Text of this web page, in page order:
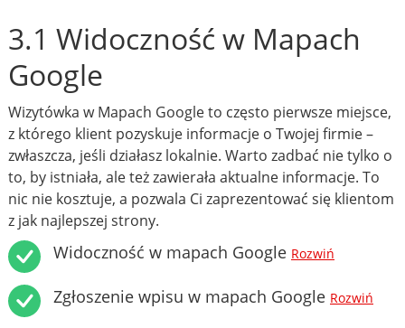
3.1 Widoczność w Mapach
Google
Wizytówka w Mapach Google to często pierwsze miejsce,
z którego klient pozyskuje informacje o Twojej firmie –
zwłaszcza, jeśli działasz lokalnie. Warto zadbać nie tylko o
to, by istniała, ale też zawierała aktualne informacje. To
nic nie kosztuje, a pozwala Ci zaprezentować się klientom
z jak najlepszej strony.
Widoczność w mapach Google Rozwiń
Zgłoszenie wpisu w mapach Google Rozwiń